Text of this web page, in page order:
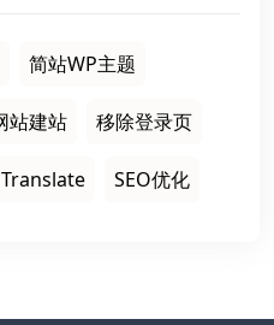
简站WP主题
站建站 移除登录页
SEO优化